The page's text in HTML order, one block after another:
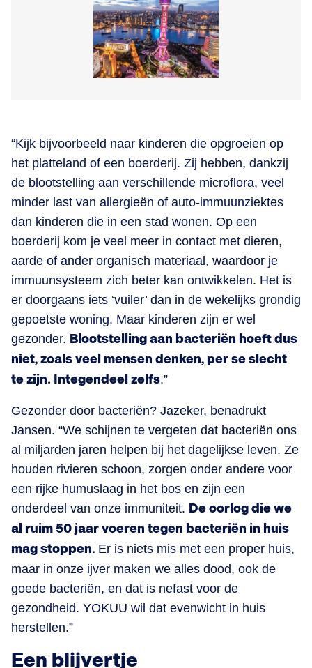
“Kijk bijvoorbeeld naar kinderen die opgroeien op
het platteland of een boerderij. Zij hebben, dankzij
de blootstelling aan verschillende microflora, veel
minder last van allergieën of auto-immuunziektes
dan kinderen die in een stad wonen. Op een
boerderij kom je veel meer in contact met dieren,
aarde of ander organisch materiaal, waardoor je
immuunsysteem zich beter kan ontwikkelen. Het is
er doorgaans iets ‘vuiler’ dan in de wekelijks grondig
gepoetste woning. Maar kinderen zijn er wel
gezonder. Blootstelling aan bacteriën hoeft dus
niet, zoals veel mensen denken, per se slecht
te zijn. Integendeel zelfs.”
Gezonder door bacteriën? Jazeker, benadrukt
Jansen. “We schijnen te vergeten dat bacteriën ons
al miljarden jaren helpen bij het dagelijkse leven. Ze
houden rivieren schoon, zorgen onder andere voor
een rijke humuslaag in het bos en zijn een
onderdeel van onze immuniteit. De oorlog die we
al ruim 50 jaar voeren tegen bacteriën in huis
mag stoppen. Er is niets mis met een proper huis,
maar in onze ijver maken we alles dood, ook de
goede bacteriën, en dat is nefast voor de
gezondheid. YOKUU wil dat evenwicht in huis
herstellen.”
Een blijvertje